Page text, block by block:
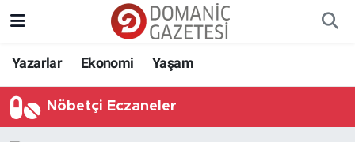
Yazarlar Ekonomi Yaşam
Nöbetçi Eczaneler